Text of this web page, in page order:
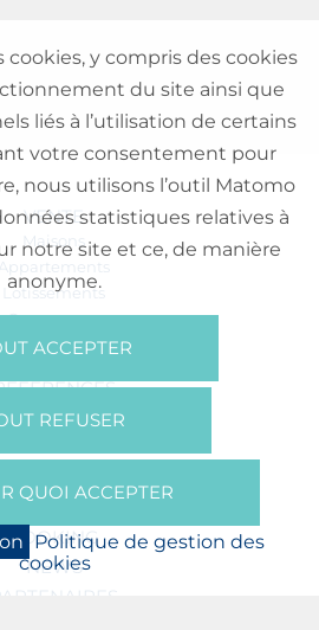
VENTE
Maisons
Appartements
Lotissements
Commerces
Bureaux
SUR NOUS
Presse
BOOKING
NEWS
y compris des cookies
du site ainsi que
liés à l’utilisation de certains
votre consentement pour
nous utilisons l’outil Matomo
statistiques relatives à
notre site et ce, de manière
anonyme.
ACCEPTER
REFUSER
QUOI ACCEPTER
Politique de gestion des
cookies